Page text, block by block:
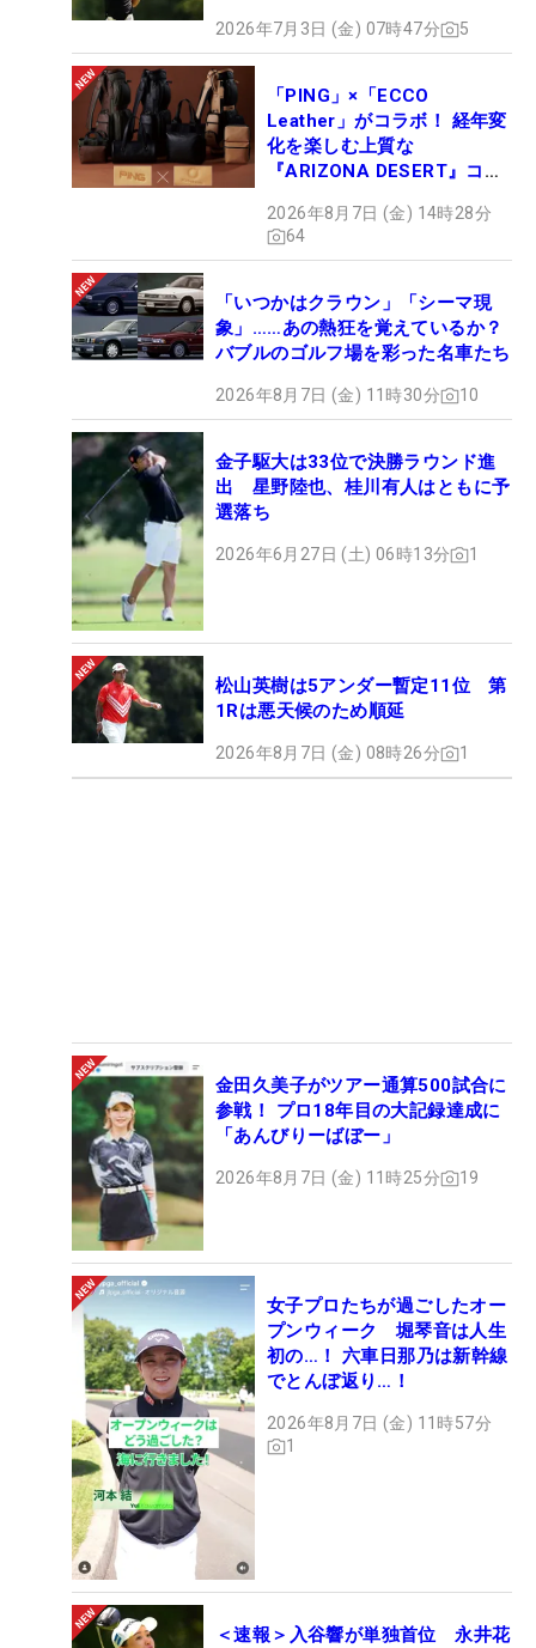
2026年7月3日 (金) 07時47分 5
「PING」×「ECCO
Leather」がコラボ！ 経年変
化を楽しむ上質な
『ARIZONA DESERT』コレ
ュー
2026年8月7日 (金) 14時28分
64
「いつかはクラウン」「シーマ現
象」……あの熱狂を覚えているか？
バブルのゴルフ場を彩った名車たち
2026年8月7日 (金) 11時30分 10
金子駆大は33位で決勝ラウンド進
出 星野陸也、桂川有人はともに予
選落ち
2026年6月27日 (土) 06時13分 1
松山英樹は5アンダー暫定11位 第
1Rは悪天候のため順延
2026年8月7日 (金) 08時26分 1
金田久美子がツアー通算500試合に
参戦！ プロ18年目の大記録達成に
「あんびりーばぼー」
2026年8月7日 (金) 11時25分 19
女子プロたちが過ごしたオー
プンウィーク 堀琴音は人生
初の…！ 六車日那乃は新幹線
でとんぼ返り…！
2026年8月7日 (金) 11時57分
1
＜速報＞入谷響が単独首位 永井花